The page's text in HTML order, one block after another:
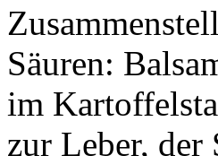
Säuren:
im
zur Leber, der